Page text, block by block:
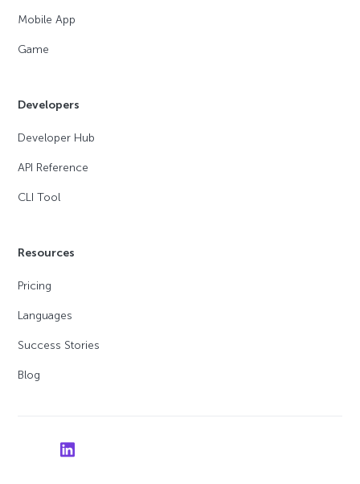
Mobile App
Game
Developers
Developer Hub
API Reference
CLI Tool
Resources
Pricing
Languages
Success Stories
Blog